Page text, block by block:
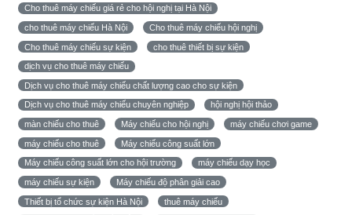
Cho thuê máy chiếu giá rẻ cho hội nghị tại Hà Nội
cho thuê máy chiếu Hà Nội Cho thuê máy chiếu hội nghị
Cho thuê máy chiếu sự kiện cho thuê thiết bị sự kiện
dịch vụ cho thuê máy chiếu
Dịch vụ cho thuê máy chiếu chất lượng cao cho sự kiện
Dịch vụ cho thuê máy chiếu chuyên nghiệp hội nghị hội thảo
màn chiếu cho thuê Máy chiếu cho hội nghị máy chiếu chơi game
máy chiếu cho thuê Máy chiếu công suất lớn
Máy chiếu công suất lớn cho hội trường máy chiếu dạy học
máy chiếu sự kiện Máy chiếu độ phân giải cao
Thiết bị tổ chức sự kiện Hà Nội thuê máy chiếu